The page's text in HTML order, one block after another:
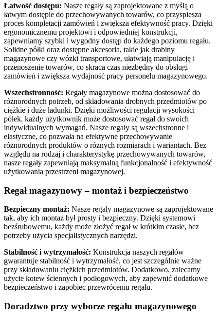
Łatwość dostępu: Nasze regały są zaprojektowane z myślą o
łatwym dostępie do przechowywanych towarów, co przyspiesza
proces kompletacji zamówień i zwiększa efektywność pracy. Dzięki
ergonomicznemu projektowi i odpowiedniej konstrukcji,
zapewniamy szybki i wygodny dostęp do każdego poziomu regału.
Solidne półki oraz dostępne akcesoria, takie jak drabiny
magazynowe czy wózki transportowe, ułatwiają manipulację i
przenoszenie towarów, co skraca czas niezbędny do obsługi
zamówień i zwiększa wydajność pracy personelu magazynowego.
Wszechstronność: Regały magazynowe można dostosować do
różnorodnych potrzeb, od składowania drobnych przedmiotów po
ciężkie i duże ładunki. Dzięki możliwości regulacji wysokości
półek, każdy użytkownik może dostosować regał do swoich
indywidualnych wymagań. Nasze regały są wszechstronne i
elastyczne, co pozwala na efektywne przechowywanie
różnorodnych produktów o różnych rozmiarach i wariantach. Bez
względu na rodzaj i charakterystykę przechowywanych towarów,
nasze regały zapewniają maksymalną funkcjonalność i efektywność
użytkowania przestrzeni magazynowej.
Regał magazynowy – montaż i bezpieczeństwo
Bezpieczny montaż: Nasze regały magazynowe są zaprojektowane
tak, aby ich montaż był prosty i bezpieczny. Dzięki systemowi
bezśrubowemu, każdy może złożyć regał w krótkim czasie, bez
potrzeby użycia specjalistycznych narzędzi.
Stabilność i wytrzymałość: Konstrukcja naszych regałów
gwarantuje stabilność i wytrzymałość, co jest szczególnie ważne
przy składowaniu ciężkich przedmiotów. Dodatkowo, zalecamy
użycie kotew ściennych i podłogowych, aby zapewnić dodatkowe
bezpieczeństwo i zapobiec przewróceniu regału.
Doradztwo przy wyborze regału magazynowego